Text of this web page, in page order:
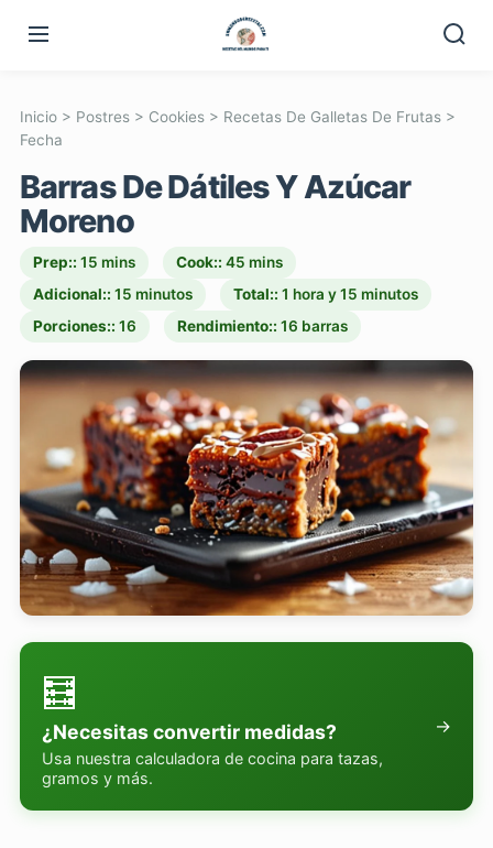
Inicio> Postres> Cookies> Recetas De Galletas De Frutas>
Fecha
Barras De Dátiles Y Azúcar
Moreno
Prep:: 15 mins Cook:: 45 mins
Adicional:: 15 minutos Total:: 1 hora y 15 minutos
Porciones:: 16 Rendimiento:: 16 barras
🧮
¿Necesitas convertir medidas?
Usa nuestra calculadora de cocina para tazas,
gramos y más.
→